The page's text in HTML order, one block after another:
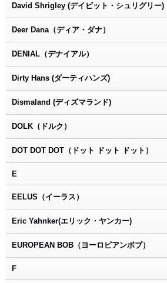
David Shrigley (デイビット・シュリグリー)
Deer Dana（ディア・ダナ）
DENIAL（デナイアル）
Dirty Hans (ダーティハンズ)
Dismaland (ディズマランド)
DOLK（ドルク）
DOT DOT DOT（ドット ドット ドット）
E
EELUS（イーラス）
Eric Yahnker(エリック・ヤンカー)
EUROPEAN BOB（ヨーロピアンボブ）
F